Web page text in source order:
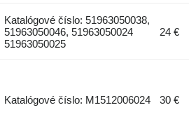
Katalógové číslo: 51963050038,
51963050046, 51963050024
51963050025
24 €
Katalógové číslo: M1512006024 30 €